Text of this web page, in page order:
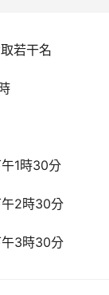
若干名
1時30分
2時30分
3時30分